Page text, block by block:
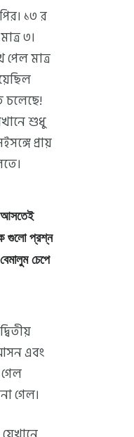
১৩ র
৩।
মাত্র
চলেছে!
শুধু
প্রায়
আসতেই
গুলো প্রশ্ন
চেপে
এবং
গেল।